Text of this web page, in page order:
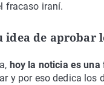
fracaso iraní.
idea de aprobar
hoy la noticia es
y por eso dedica